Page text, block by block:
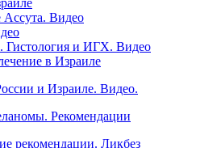
Видео
Гистология и ИГХ. Видео
в Израиле